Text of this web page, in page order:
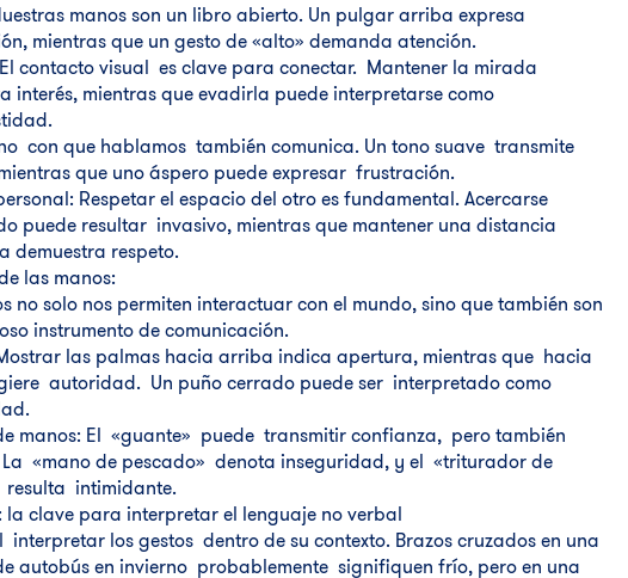
manos son un libro abierto. Un pulgar arriba expresa
mientras que un gesto de «alto» demanda atención.
contacto visual es clave para conectar. Mantener la mirada
interés, mientras que evadirla puede interpretarse como
con que hablamos también comunica. Un tono suave transmite
que uno áspero puede expresar frustración.
Respetar el espacio del otro es fundamental. Acercarse
puede resultar invasivo, mientras que mantener una distancia
demuestra respeto.
las manos:
no solo nos permiten interactuar con el mundo, sino que también son
instrumento de comunicación.
las palmas hacia arriba indica apertura, mientras que hacia
autoridad. Un puño cerrado puede ser interpretado como
manos: El «guante» puede transmitir confianza, pero también
«mano de pescado» denota inseguridad, y el «triturador de
resulta intimidante.
la clave para interpretar el lenguaje no verbal
interpretar los gestos dentro de su contexto. Brazos cruzados en una
autobús en invierno probablemente signifiquen frío, pero en una